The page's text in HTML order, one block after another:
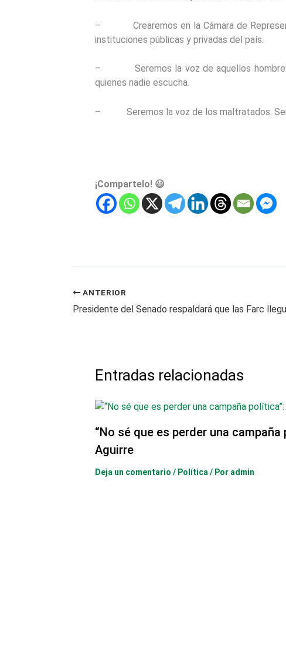
– Crearemos en la Cámara de
instituciones públicas y privadas del país.
– Seremos la voz de aquellos hombres
quienes nadie escucha.
– Seremos la voz de los maltratados.
¡Compartelo! 😃
ANTERIOR
Entradas relacionadas
“No sé que es perder una campaña
Aguirre
Deja un comentario / Política / Por admin